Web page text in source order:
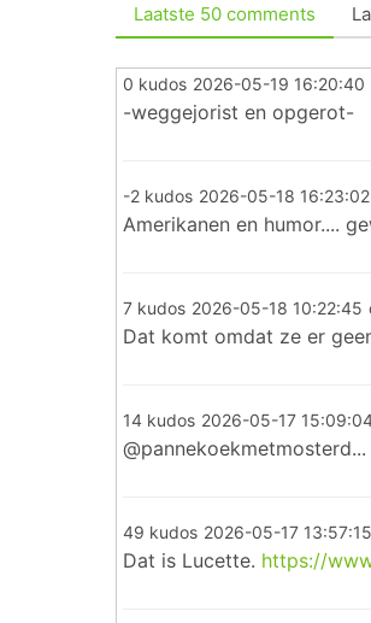
Laatste 50 comments
0 kudos 2026-05-19 16:20:40
-weggejorist en opgerot-
-2 kudos 2026-05-18 16:23:02
Amerikanen en humor....
7 kudos 2026-05-18 10:22:45
Dat komt omdat ze er
14 kudos 2026-05-17
49 kudos 2026-05-17 13:57:15
Dat is Lucette. https://